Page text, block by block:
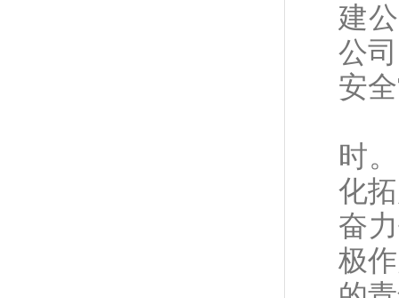
建
公
安
时
化
奋
极